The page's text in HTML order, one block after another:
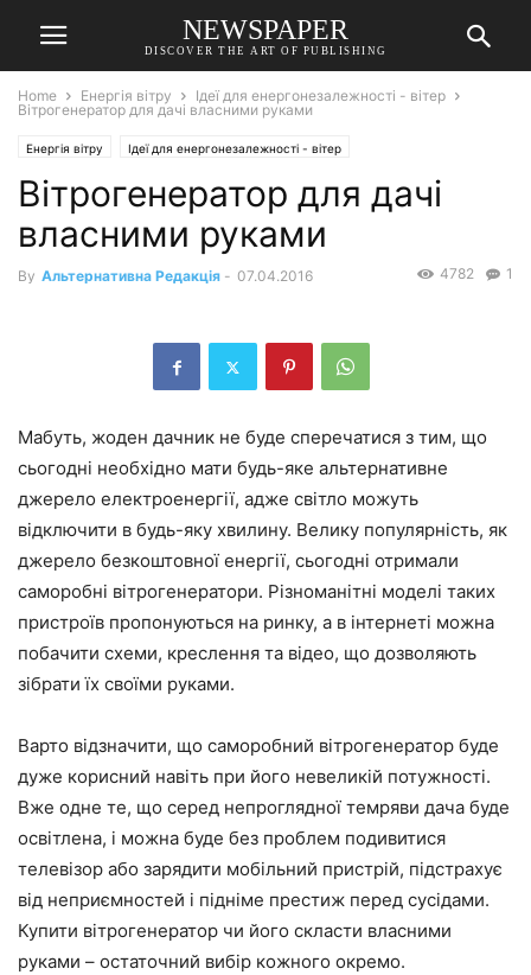
NEWSPAPER
DISCOVER THE ART OF PUBLISHING
Home Енергія вітру
Ідеї для енергонезалежності - вітер
Вітрогенератор для дачі власними руками
Енергія вітру Ідеї для енергонезалежності - вітер
Вітрогенератор для дачі
власними руками
By Альтернативна Редакція - 07.04.2016 1
4782
Мабуть, жоден дачник не буде сперечатися з тим, що
сьогодні необхідно мати будь-яке альтернативне
джерело електроенергії, адже світло можуть
відключити в будь-яку хвилину. Велику популярність, як
джерело безкоштовної енергії, сьогодні отримали
саморобні вітрогенератори. Різноманітні моделі таких
пристроїв пропонуються на ринку, а в інтернеті можна
побачити схеми, креслення та відео, що дозволяють
зібрати їх своїми руками.
Варто відзначити, що саморобний вітрогенератор буде
дуже корисний навіть при його невеликій потужності.
Вже одне те, що серед непроглядної темряви дача буде
освітлена, і можна буде без проблем подивитися
телевізор або зарядити мобільний пристрій, підстрахує
від неприємностей і підніме престиж перед сусідами.
Купити вітрогенератор чи його скласти власними
руками – остаточний вибір кожного окремо.